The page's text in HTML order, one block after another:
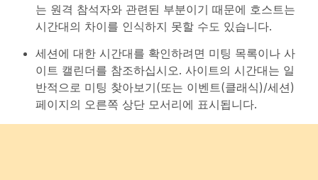
는 원격 참석자와 관련된 부분이기 때문에 호스트는
시간대의 차이를 인식하지 못할 수도 있습니다.
세션에 대한 시간대를 확인하려면 미팅 목록이나 사
이트 캘린더를 참조하십시오. 사이트의 시간대는 일
반적으로 미팅 찾아보기(또는 이벤트(클래식)/세션)
페이지의 오른쪽 상단 모서리에 표시됩니다.